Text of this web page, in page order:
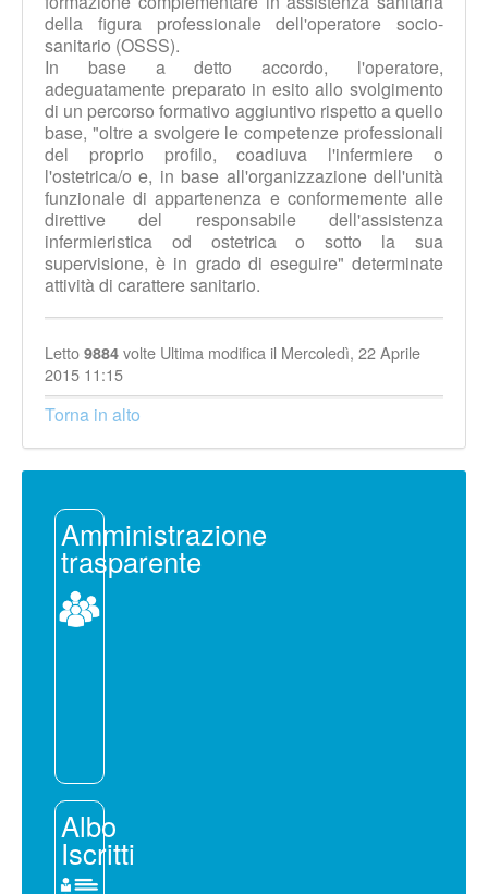
della figura professionale dell'operatore socio-
sanitario (OSSS).
In base a detto accordo, l'operatore,
adeguatamente preparato in esito allo svolgimento
di un percorso formativo aggiuntivo rispetto a quello
base, "oltre a svolgere le competenze professionali
del proprio profilo, coadiuva l'infermiere o
l'ostetrica/o e, in base all'organizzazione dell'unità
funzionale di appartenenza e conformemente alle
direttive del responsabile dell'assistenza
infermieristica od ostetrica o sotto la sua
supervisione, è in grado di eseguire" determinate
attività di carattere sanitario.
Letto 9884 volte Ultima modifica il Mercoledì, 22 Aprile
2015 11:15
Torna in alto
Amministrazione
trasparente
Albo
Iscritti